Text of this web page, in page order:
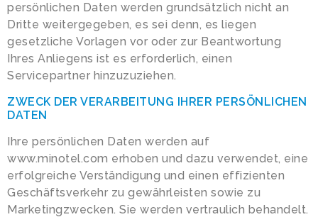
persönlichen Daten werden grundsätzlich nicht an
Dritte weitergegeben, es sei denn, es liegen
gesetzliche Vorlagen vor oder zur Beantwortung
Ihres Anliegens ist es erforderlich, einen
Servicepartner hinzuzuziehen.
ZWECK DER VERARBEITUNG IHRER PERSÖNLICHEN
DATEN
Ihre persönlichen Daten werden auf
www.minotel.com erhoben und dazu verwendet, eine
erfolgreiche Verständigung und einen effizienten
Geschäftsverkehr zu gewährleisten sowie zu
Marketingzwecken. Sie werden vertraulich behandelt.